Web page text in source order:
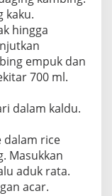
kaku.
hingga
empuk dan
700 ml.
dalam kaldu.
dalam rice
Masukkan
aduk rata.
acar.